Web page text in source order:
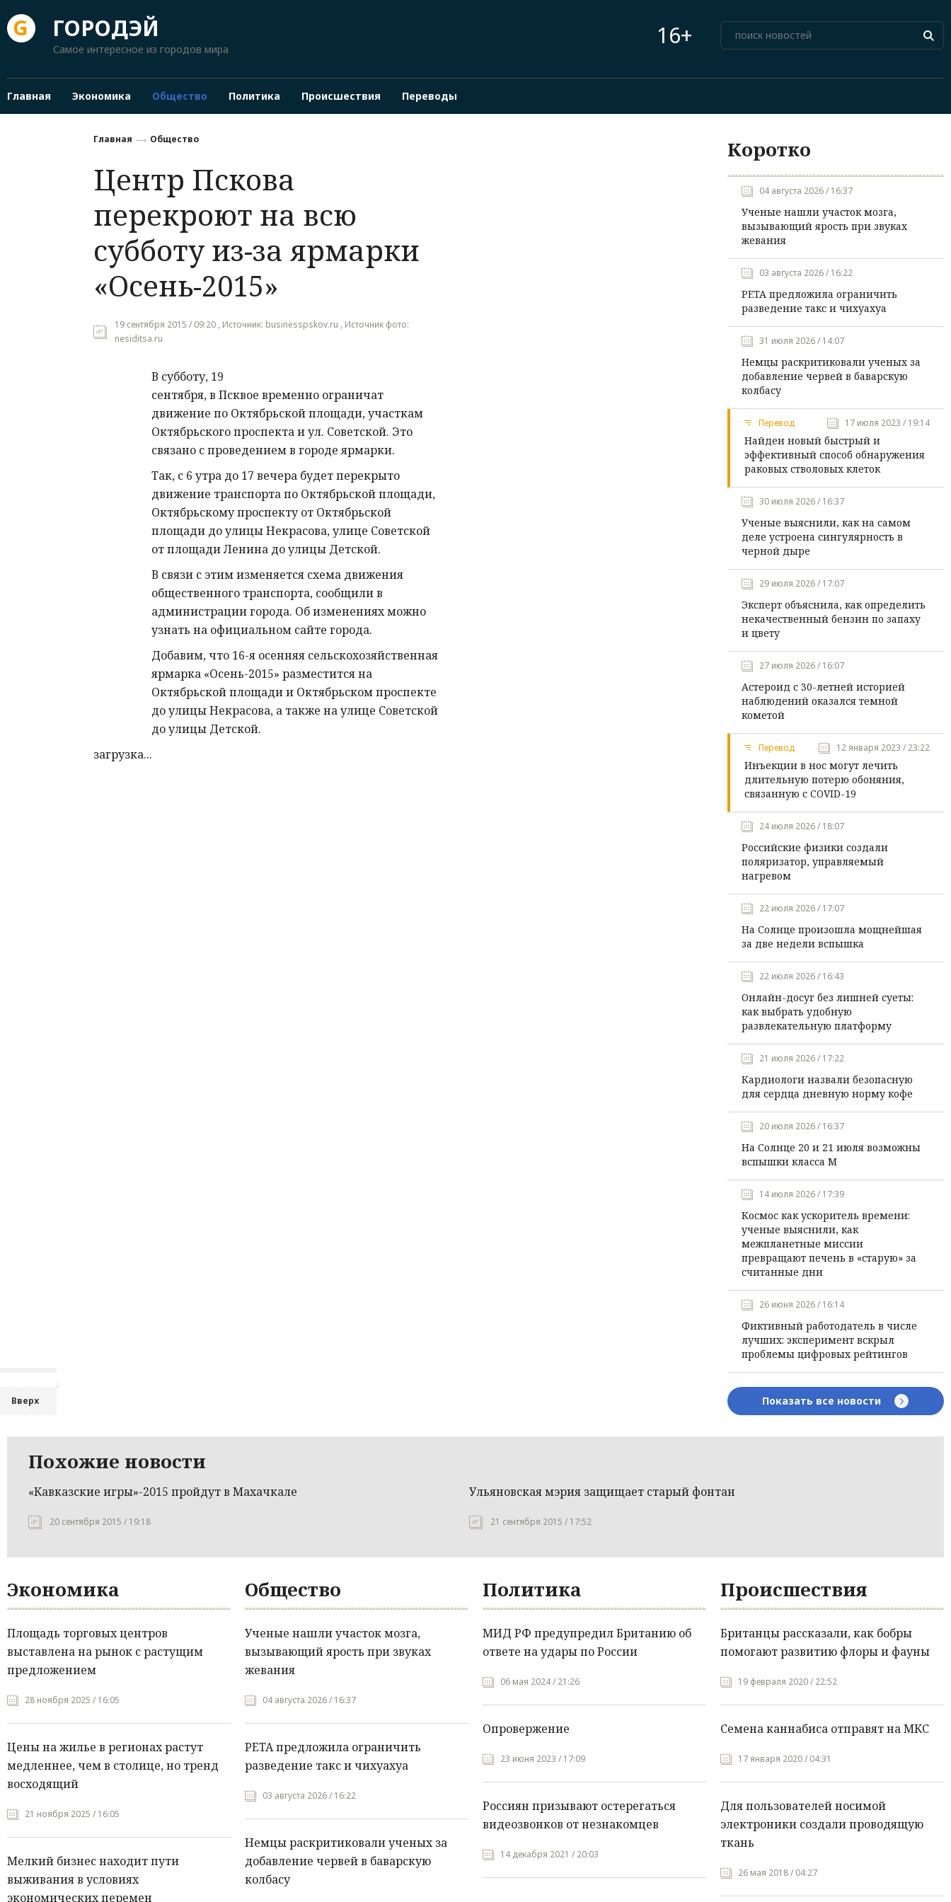
ГОРОДЭЙ
Самое интересное из городов мира 16+
Главная Экономика Общество Политика Происшествия Переводы
Вверх
Главная Общество
Центр Пскова
перекроют на всю
субботу из-за ярмарки
«Осень-2015»
19 сентября 2015 / 09:20 , Источник: businesspskov.ru , Источник фото:
nesiditsa.ru
В субботу, 19
сентября, в Псквое временно ограничат
движение по Октябрьской площади, участкам
Октябрьского проспекта и ул. Советской. Это
связано с проведением в городе ярмарки.
Так, с 6 утра до 17 вечера будет перекрыто
движение транспорта по Октябрьской площади,
Октябрьскому проспекту от Октябрьской
площади до улицы Некрасова, улице Советской
от площади Ленина до улицы Детской.
В связи с этим изменяется схема движения
общественного транспорта, сообщили в
администрации города. Об изменениях можно
узнать на официальном сайте города.
Добавим, что 16-я осенняя сельскохозяйственная
ярмарка «Осень-2015» разместится на
Октябрьской площади и Октябрьском проспекте
до улицы Некрасова, а также на улице Советской
до улицы Детской.
загрузка...
Коротко
04 августа 2026 / 16:37
Ученые нашли участок мозга,
вызывающий ярость при звуках
жевания
03 августа 2026 / 16:22
PETA предложила ограничить
разведение такс и чихуахуа
31 июля 2026 / 14:07
Немцы раскритиковали ученых за
добавление червей в баварскую
колбасу
Перевод 17 июля 2023 / 19:14
Найден новый быстрый и
эффективный способ обнаружения
раковых стволовых клеток
30 июля 2026 / 16:37
Ученые выяснили, как на самом
деле устроена сингулярность в
черной дыре
29 июля 2026 / 17:07
Эксперт объяснила, как определить
некачественный бензин по запаху
и цвету
27 июля 2026 / 16:07
Астероид с 30-летней историей
наблюдений оказался темной
кометой
Перевод 12 января 2023 / 23:22
Инъекции в нос могут лечить
длительную потерю обоняния,
связанную с COVID-19
24 июля 2026 / 18:07
Российские физики создали
поляризатор, управляемый
нагревом
22 июля 2026 / 17:07
На Солнце произошла мощнейшая
за две недели вспышка
22 июля 2026 / 16:43
Онлайн-досуг без лишней суеты:
как выбрать удобную
развлекательную платформу
21 июля 2026 / 17:22
Кардиологи назвали безопасную
для сердца дневную норму кофе
20 июля 2026 / 16:37
На Солнце 20 и 21 июля возможны
вспышки класса М
14 июля 2026 / 17:39
Космос как ускоритель времени:
ученые выяснили, как
межпланетные миссии
превращают печень в «старую» за
считанные дни
26 июня 2026 / 16:14
Фиктивный работодатель в числе
лучших: эксперимент вскрыл
проблемы цифровых рейтингов
Показать все новости
Похожие новости
«Кавказские игры»-2015 пройдут в Махачкале
20 сентября 2015 / 19:18
Ульяновская мэрия защищает старый фонтан
21 сентября 2015 / 17:52
Экономика
Площадь торговых центров
выставлена на рынок с растущим
предложением
28 ноября 2025 / 16:05
Цены на жилье в регионах растут
медленнее, чем в столице, но тренд
восходящий
21 ноября 2025 / 16:05
Мелкий бизнес находит пути
выживания в условиях
экономических перемен
Общество
Ученые нашли участок мозга,
вызывающий ярость при звуках
жевания
04 августа 2026 / 16:37
PETA предложила ограничить
разведение такс и чихуахуа
03 августа 2026 / 16:22
Немцы раскритиковали ученых за
добавление червей в баварскую
колбасу
Политика
МИД РФ предупредил Британию об
ответе на удары по России
06 мая 2024 / 21:26
Опровержение
23 июня 2023 / 17:09
Россиян призывают остерегаться
видеозвонков от незнакомцев
14 декабря 2021 / 20:03
Происшествия
Британцы рассказали, как бобры
помогают развитию флоры и фауны
19 февраля 2020 / 22:52
Семена каннабиса отправят на МКС
17 января 2020 / 04:31
Для пользователей носимой
электроники создали проводящую
ткань
26 мая 2018 / 04:27